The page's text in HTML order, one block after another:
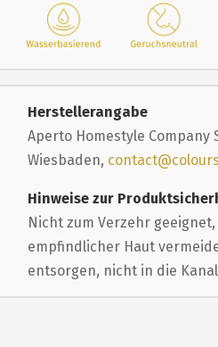
Herstellerangabe
Aperto Homestyle Company
Wiesbaden,
Hinweise zur
Nicht zum Verzehr
empfindlicher Haut
entsorgen, nicht in die